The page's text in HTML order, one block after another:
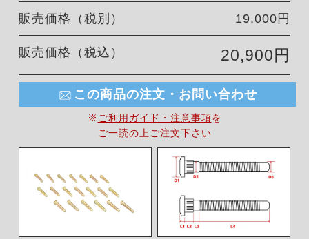
販売価格（税別）
19,000円
販売価格（税込） 20,900円
この商品の注文・お問い合わせ
※ ご利用ガイド・注意事項を
ご一読の上ご注文下さい